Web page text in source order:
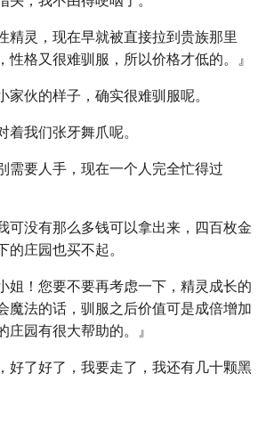
精灵，现在早就被直接拉到贵族那里
性格又很难驯服，所以价格才低的。』
家伙的样子，确实很难驯服呢。
我们张牙舞爪呢。
需要人手，现在一个人完全忙得过
可没有那么多钱可以拿出来，四百枚金
的庄园也买不起。
姐！您要不要再考虑一下，精灵成长的
魔法的话，驯服之后价值可是成倍增加
庄园有很大帮助的。』
好了好了，我要走了，我还有几十颗黑